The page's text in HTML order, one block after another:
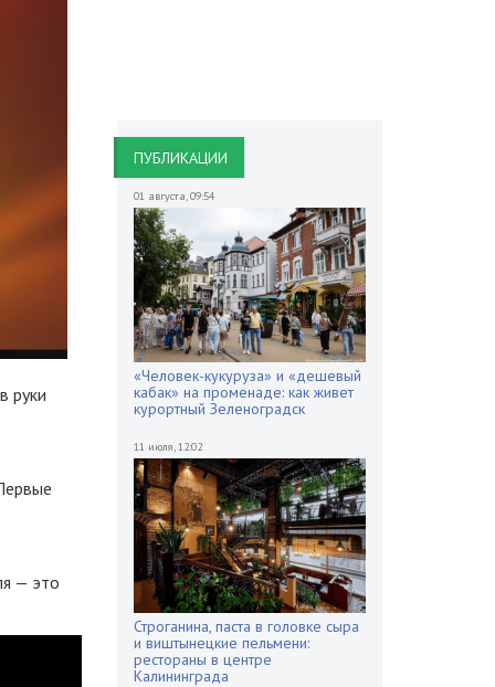
руки
— это
ПУБЛИКАЦИИ
01 августа,09:54
«Человек-кукуруза» и «дешевый
кабак» на променаде: как живет
курортный Зеленоградск
11 июля,12:02
Строганина, паста в головке сыра
и виштынецкие пельмени:
рестораны в центре
Калининграда